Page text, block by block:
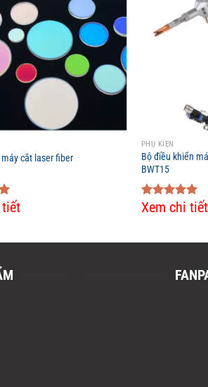
cắt laser fiber
tiết
PHỤ KIỆN
Bộ điều khiển
BWT15
Rated5.00
Xem chi tiết